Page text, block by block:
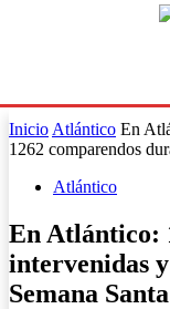
Inicio Atlántico En
1262 comparendos
Atlántico
En Atlántico:
intervenidas
Semana Santa